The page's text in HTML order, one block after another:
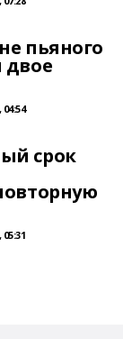
пьяного
двое
срок